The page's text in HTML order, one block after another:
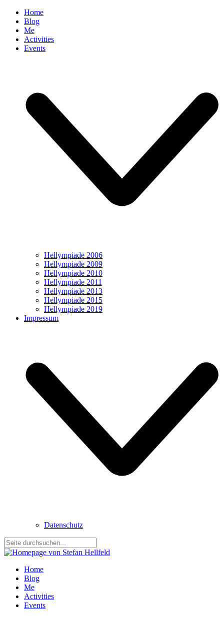
Home
Blog
Me
Activities
Events
Hellympiade 2006
Hellympiade 2009
Hellympiade 2010
Hellympiade 2011
Hellympiade 2013
Hellympiade 2015
Hellympiade 2019
Impressum
Datenschutz
Home
Blog
Me
Activities
Events